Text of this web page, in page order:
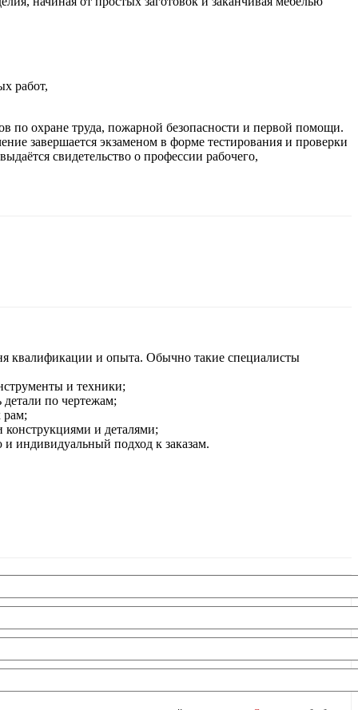
работ,
по охране труда, пожарной безопасности и первой помощи.
завершается экзаменом в форме тестирования и проверки
свидетельство о профессии рабочего,
квалификации и опыта. Обычно такие специалисты
и техники;
по чертежам;
рам;
и деталями;
индивидуальный подход к заказам.